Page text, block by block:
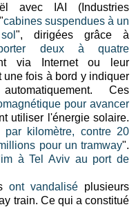
avec IAI (Industries
cabines suspendues à un
", dirigées grâce à
deux à quatre
via Internet ou leur
fois à bord y indiquer
Ces
pour avancer
utiliser l'énergie solaire.
par kilomètre, contre 20
pour un tramway".
à Tel Aviv au port de
ont vandalisé plusieurs
train. Ce qui a constitué